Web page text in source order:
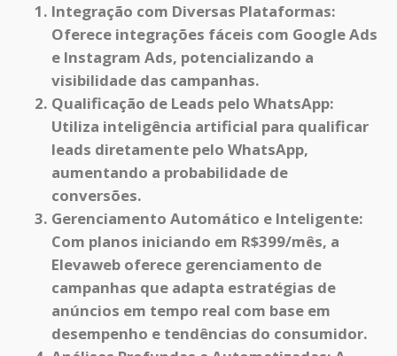
Integração com Diversas Plataformas:
Oferece integrações fáceis com Google Ads
e Instagram Ads, potencializando a
visibilidade das campanhas.
Qualificação de Leads pelo WhatsApp:
Utiliza inteligência artificial para qualificar
leads diretamente pelo WhatsApp,
aumentando a probabilidade de
conversões.
Gerenciamento Automático e Inteligente:
Com planos iniciando em R$399/mês, a
Elevaweb oferece gerenciamento de
campanhas que adapta estratégias de
anúncios em tempo real com base em
desempenho e tendências do consumidor.